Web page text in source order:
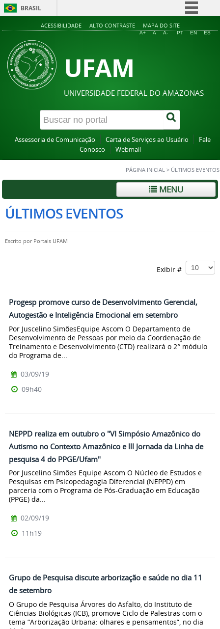
BRASIL
Simplifique!
Acesso à informação
ACESSIBILIDADE ALTO CONTRASTE MAPA DO SITE
A+ A A- PT EN ES
UFAM
UNIVERSIDADE FEDERAL DO AMAZONAS
Assessoria de Comunicação Carta de Serviços ao Usuário
Fale
Conosco
Webmail
PÁGINA INICIAL > ÚLTIMOS EVENTOS
MENU
ÚLTIMOS EVENTOS
Escrito por Portais UFAM
Exibir #
Progesp promove curso de Desenvolvimento Gerencial,
Autogestão e Inteligência Emocional em setembro
Por Juscelino SimõesEquipe Ascom O Departamento de
Desenvolvimento de Pessoas por meio da Coordenação de
Treinamento e Desenvolvimento (CTD) realizará o 2° módulo
do Programa de...
03/09/19
09h40
NEPPD realiza em outubro o "VI Simpósio Amazônico do
Autismo no Contexto Amazônico e lll Jornada da Linha de
pesquisa 4 do PPGE/Ufam"
Por Juscelino Simões Equipe Ascom O Núcleo de Estudos e
Pesquisas em Psicopedagogia Diferencial (NEPPD) em
parceria com o Programa de Pós-Graduação em Educação
(PPGE) da...
02/09/19
11h19
Grupo de Pesquisa discute arborização e saúde no dia 11
de setembro
O Grupo de Pesquisa Árvores do Asfalto, do Instituto de
Ciências Biológicas (ICB), promove Ciclo de Palestras com o
tema “Arborização Urbana: olhares e pensamentos”, no dia